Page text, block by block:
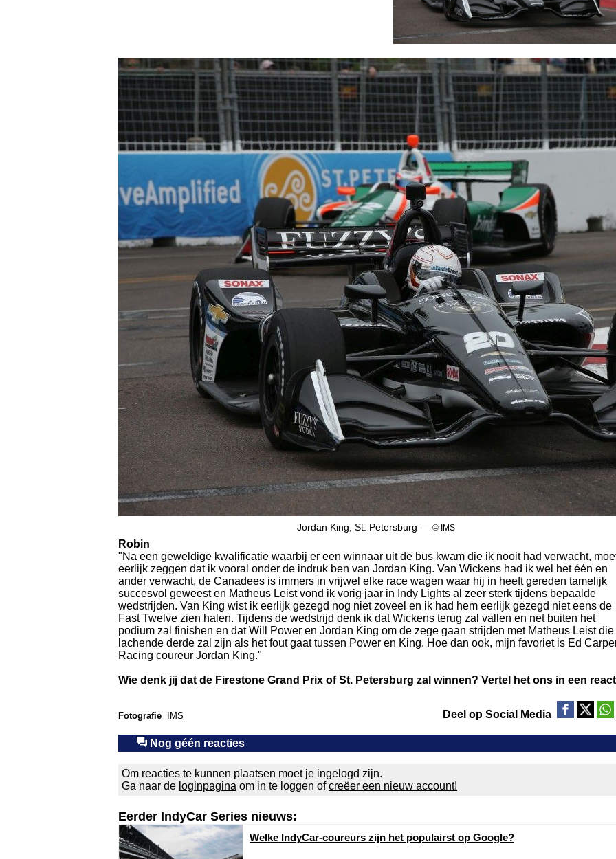
Jordan King, St. Petersburg — © IMS
Robin
"Na een geweldige kwalificatie waarbij er een winnaar uit de bus kwam die ik nooit had verwacht,
eerlijk zeggen dat ik vooral onder de indruk ben van Jordan King. Van Wickens had ik wel het één en
ander verwacht, de Canadees is immers in vrijwel elke race wagen waar hij in heeft gereden tamelijk
succesvol geweest en Matheus Leist vond ik vorig jaar in Indy Lights al zeer sterk tijdens bepaalde
wedstrijden. Van King wist ik eerlijk gezegd nog niet zoveel en ik had hem eerlijk gezegd niet eens de
Fast Twelve zien halen. Tijdens de wedstrijd denk ik dat Wickens terug zal vallen en net buiten het
podium zal finishen en dat Will Power en Jordan King om de zege gaan strijden met Matheus Leist die
lachende derde zal zijn als het fout gaat tussen Power en King. Hoe dan ook, mijn favoriet is Ed
Racing coureur Jordan King."
Wie denk jij dat de Firestone Grand Prix of St. Petersburg zal winnen? Vertel het ons in een
Fotografie IMS Deel op Social Media
Nog géén reacties
Om reacties te kunnen plaatsen moet je ingelogd zijn.
Ga naar de loginpagina om in te loggen ofcreëer een nieuw account!
Eerder IndyCar Series nieuws:
Welke IndyCar-coureurs zijn het populairst op Google?